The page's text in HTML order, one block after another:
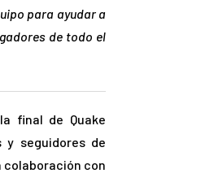
para ayudar a
de todo el
final de Quake
seguidores de
colaboración con